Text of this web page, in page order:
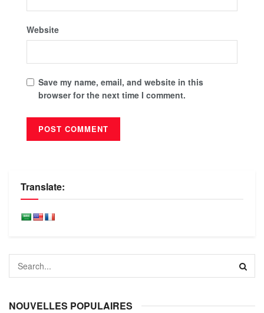
Website
Save my name, email, and website in this
browser for the next time I comment.
Translate:
NOUVELLES POPULAIRES